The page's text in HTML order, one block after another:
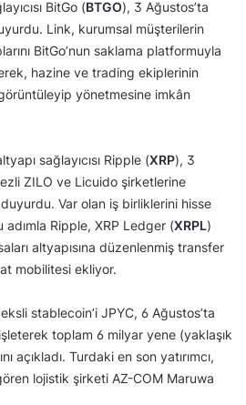
BitGo (BTGO), 3 Ağustos’ta
Link, kurumsal müşterilerin
BitGo’nun saklama platformuyla
hazine ve trading ekiplerinin
yönetmesine imkân
sağlayıcısı Ripple (XRP), 3
ZILO ve Licuido şirketlerine
duyurdu. Var olan iş birliklerini hisse
adımla Ripple, XRP Ledger (XRPL)
altyapısına düzenlenmiş transfer
mobilitesi ekliyor.
stablecoin’i JPYC, 6 Ağustos’ta
toplam 6 milyar yene (yaklaşık
açıkladı. Turdaki en son yatırımcı,
lojistik şirketi AZ-COM Maruwa